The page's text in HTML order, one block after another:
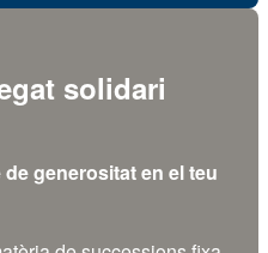
solidari
de generositaten el teu